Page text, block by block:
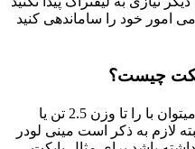
امور خود را ساماندهی کنید
چیست؟
جلوبند شاخک لیفتراک ایران بابکت میتوان با را تا وزن 2.5 تن یا
لازم به ذکر است مینی لودر